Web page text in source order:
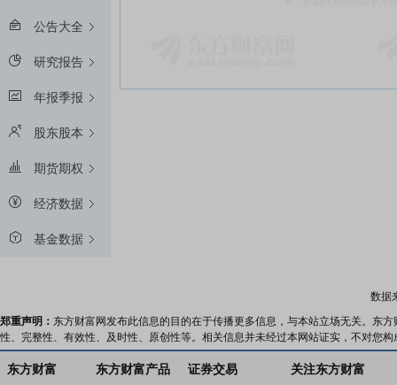
公告大全
研究报告
年报季报
股东股本
期货期权
经济数据
基金数据
数据
郑重声明： 东方财富网发布此信息的目的在于传播更多信息，与本站立场无关。东
性、完整性、有效性、及时性、原创性等。相关信息并未经过本网站证实，不对您
东方财富 东方财富产品 证券交易 关注东方财富